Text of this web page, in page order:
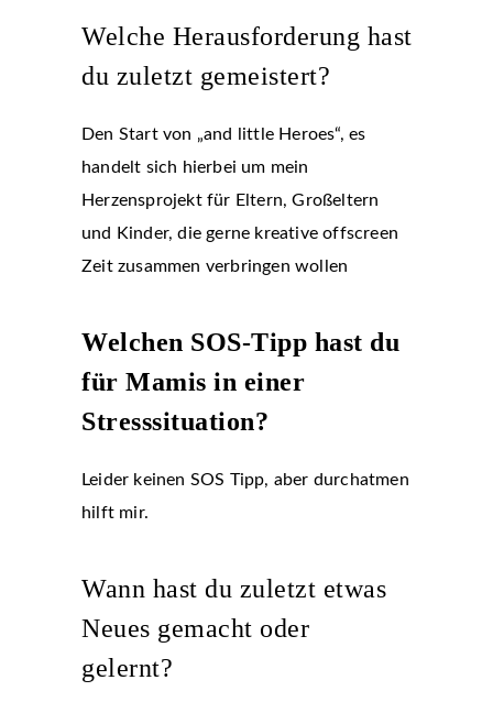
Welche Herausforderung hast
du zuletzt gemeistert?
Den Start von „and little Heroes“, es
handelt sich hierbei um mein
Herzensprojekt für Eltern, Großeltern
und Kinder, die gerne kreative offscreen
Zeit zusammen verbringen wollen
Welchen SOS-Tipp hast du
für Mamis in einer
Stresssituation?
Leider keinen SOS Tipp, aber durchatmen
hilft mir.
Wann hast du zuletzt etwas
Neues gemacht oder
gelernt?